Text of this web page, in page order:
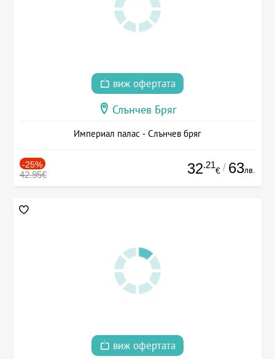
виж офертата
Слънчев Бряг
Империал палас - Слънчев бряг
-25%
42.95€ 32.21
€ / 63лв.
виж офертата